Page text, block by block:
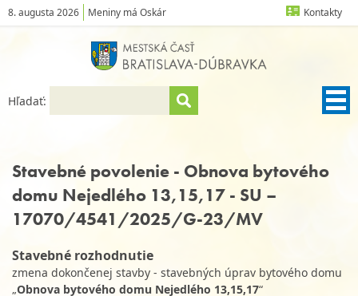
8. augusta 2026 Meniny má Oskár Kontakty
Hľadať:
Stavebné povolenie - Obnova bytového
domu Nejedlého 13,15,17 - SU –
17070/4541/2025/G-23/MV
Stavebné rozhodnutie
zmena dokončenej stavby - stavebných úprav bytového domu
„Obnova bytového domu Nejedlého 13,15,17“